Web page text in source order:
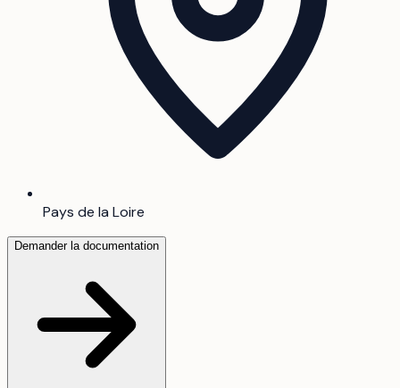
Pays de la Loire
Demander la documentation